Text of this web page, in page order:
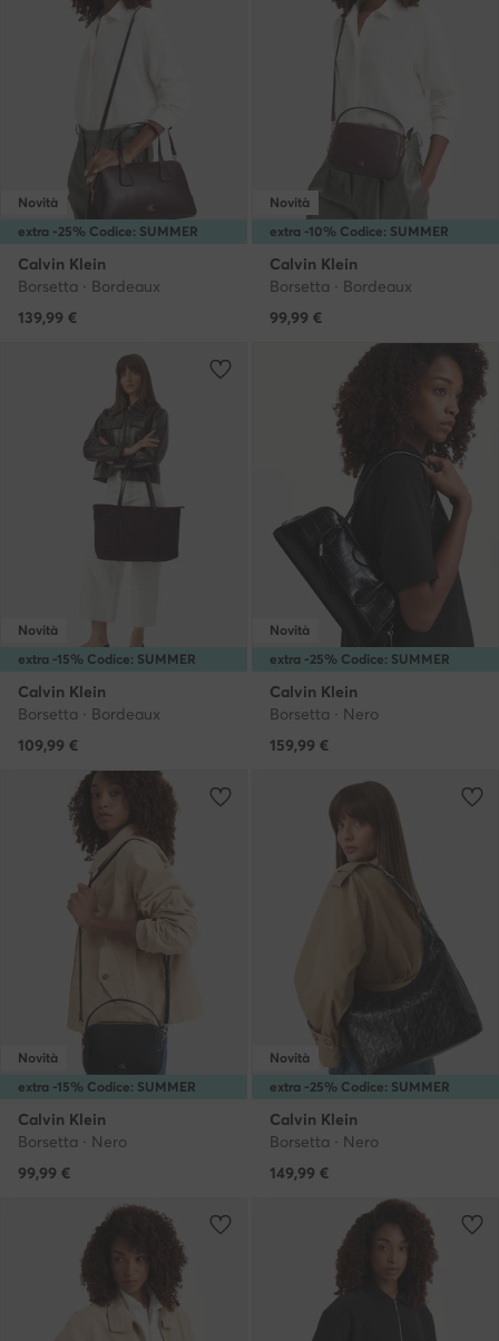
extra -25% Codice: SUMMER
Novità
Calvin Klein
Borsetta · Bordeaux
139,99 €
extra -10% Codice: SUMMER
Novità
Calvin Klein
Borsetta · Bordeaux
99,99 €
extra -15% Codice: SUMMER
Novità
Calvin Klein
Borsetta · Bordeaux
109,99 €
extra -25% Codice: SUMMER
Novità
Calvin Klein
Borsetta · Nero
159,99 €
extra -15% Codice: SUMMER
Novità
Calvin Klein
Borsetta · Nero
99,99 €
extra -25% Codice: SUMMER
Novità
Calvin Klein
Borsetta · Nero
149,99 €